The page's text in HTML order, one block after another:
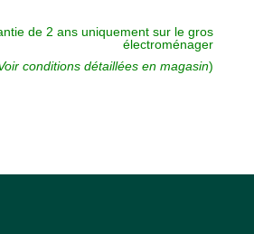
de 2 ans uniquement sur le gros
électroménager
conditions détaillées en magasin)